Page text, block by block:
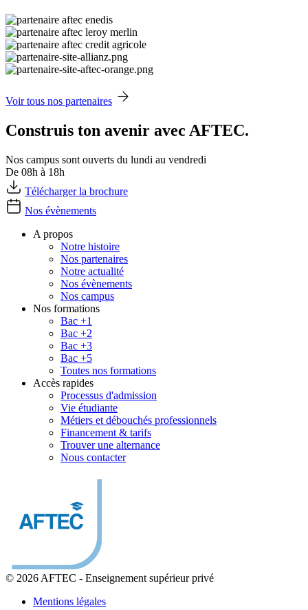
Voir tous nos partenaires
Construis ton avenir avec AFTEC.
Nos campus sont ouverts du lundi au vendredi
De 08h à 18h
Télécharger la brochure
Nos évènements
A propos
Notre histoire
Nos partenaires
Notre actualité
Nos évènements
Nos campus
Nos formations
Bac +1
Bac +2
Bac +3
Bac +5
Toutes nos formations
Accès rapides
Processus d'admission
Vie étudiante
Métiers et débouchés professionnels
Financement & tarifs
Trouver une alternance
Nous contacter
© 2026 AFTEC - Enseignement supérieur privé
Mentions légales